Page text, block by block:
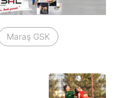
Maraş GSK